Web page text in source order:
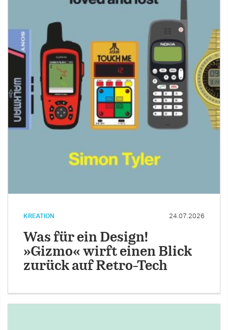
KREATION 24.07.2026
Was für ein Design!
»Gizmo« wirft einen Blick
zurück auf Retro-Tech